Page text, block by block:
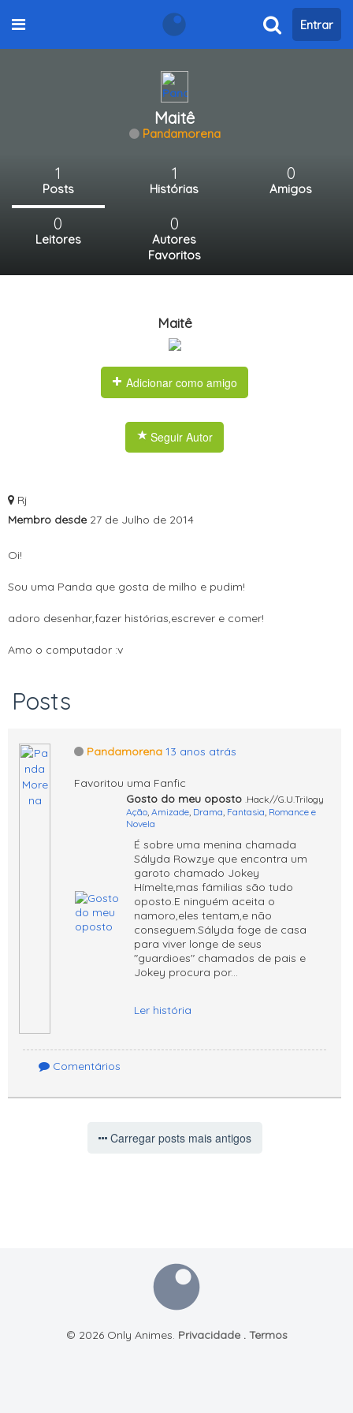
Entrar
Maitê
Pandamorena
1
Posts
1
Histórias
0
Amigos
0
Leitores
0
Autores
Favoritos
Posts
Pandamorena 13 anos atrás
Favoritou uma Fanfic
Gosto do meu oposto .Hack//G.U.Trilogy
Ação, Amizade, Drama, Fantasia, Romance e
Novela
É sobre uma menina chamada
Sályda Rowzye que encontra um
garoto chamado Jokey
Hímelte,mas fámilias são tudo
oposto.E ninguém aceita o
namoro,eles tentam,e não
conseguem.Sályda foge de casa
para viver longe de seus
"guardioes" chamados de pais e
Jokey procura por...
Ler história
Comentários
Carregar posts mais antigos
Maitê
Adicionar como amigo
Seguir Autor
Rj
Membro desde 27 de Julho de 2014
Oi!
Sou uma Panda que gosta de milho e pudim!
adoro desenhar,fazer histórias,escrever e comer!
Amo o computador :v
© 2026 Only Animes. Privacidade. Termos